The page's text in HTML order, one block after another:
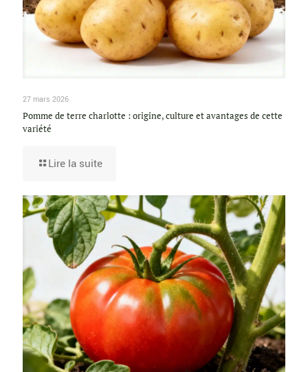
27 mars 2026
Pomme de terre charlotte : origine, culture et avantages de cette
variété
Lire la suite